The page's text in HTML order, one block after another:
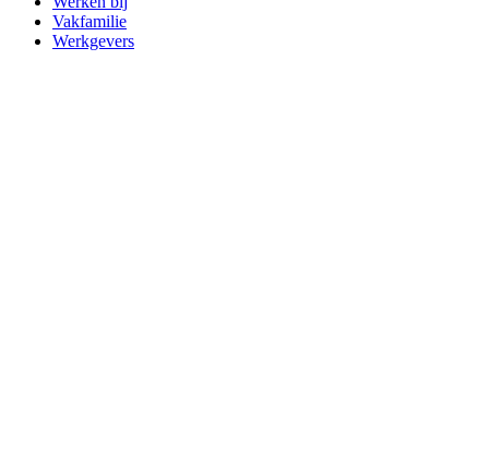
Vakfamilie
Werkgevers